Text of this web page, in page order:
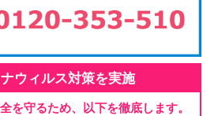
ウィルス対策を実施
を守るため、以下を徹底します。